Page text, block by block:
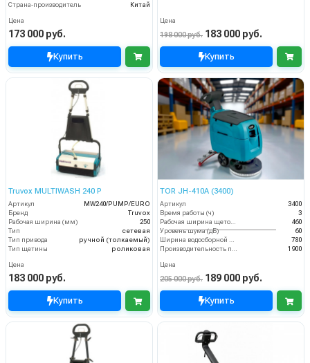
Страна-производитель
Китай
Цена
173 000 руб.
Купить
Цена
198 000 руб. 183 000 руб.
Купить
Truvox MULTIWASH 240 P
Артикул
MW240/PUMP/EURO
Бренд
Truvox
Рабочая ширина (мм)
250
Тип
сетевая
Тип привода
ручной (толкаемый)
Тип щетины
роликовая
Цена
183 000 руб.
Купить
TOR JH-410A (3400)
Артикул
3400
Время работы (ч)
3
Рабочая ширина щеток (мм)
460
Уровень шума (дБ)
60
Ширина водосборной рейки
780
Производительность по площади (м2/ч)
1900
Цена
205 000 руб. 189 000 руб.
Купить